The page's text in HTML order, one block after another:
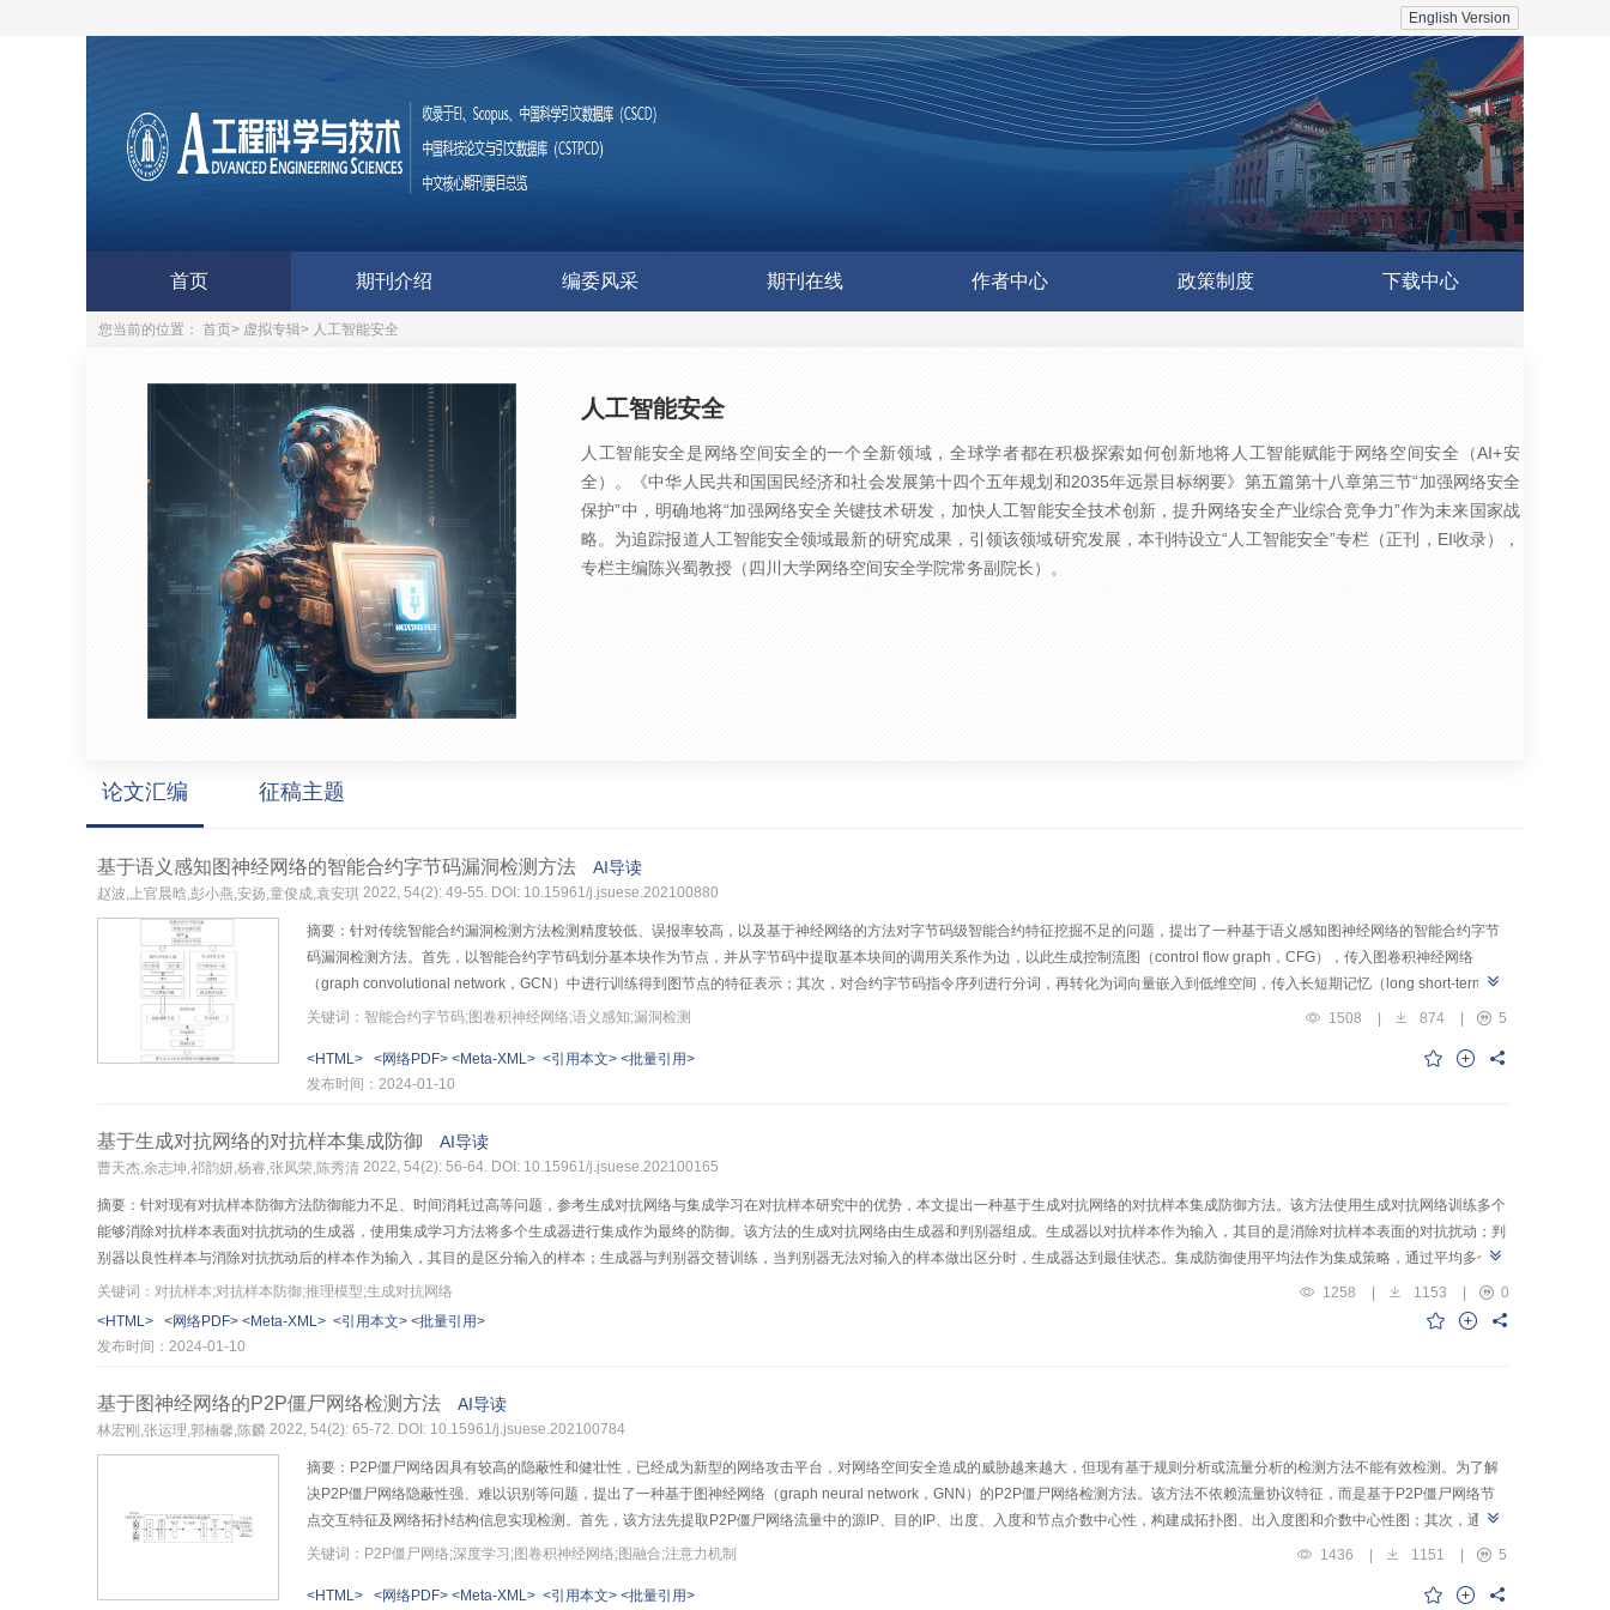
English Version
首页 期刊介绍 编委风采 期刊在线 作者中心 政策制度 下载中心
您当前的位置： 首页> 虚拟专辑> 人工智能安全
人工智能安全
人工智能安全是网络空间安全的一个全新领域，全球学者都在积极探索如何创新地将人工智能赋能于网络空间安全（AI+安
全）。《中华人民共和国国民经济和社会发展第十四个五年规划和2035年远景目标纲要》第五篇第十八章第三节“加强网络安全
保护”中，明确地将“加强网络安全关键技术研发，加快人工智能安全技术创新，提升网络安全产业综合竞争力”作为未来国家战
略。为追踪报道人工智能安全领域最新的研究成果，引领该领域研究发展，本刊特设立“人工智能安全”专栏（正刊，EI收录），
专栏主编陈兴蜀教授（四川大学网络空间安全学院常务副院长）。
论文汇编 征稿主题
基于语义感知图神经网络的智能合约字节码漏洞检测方法 AI导读
赵波,上官晨晗,彭小燕,安扬,童俊成,袁安琪 2022, 54(2): 49-55. DOI: 10.15961/j.jsuese.202100880
摘要：针对传统智能合约漏洞检测方法检测精度较低、误报率较高，以及基于神经网络的方法对字节码级智能合约特征挖掘不足的问题，提出了一种基于语义感知图神经网络的智能合约字节
码漏洞检测方法。首先，以智能合约字节码划分基本块作为节点，并从字节码中提取基本块间的调用关系作为边，以此生成控制流图（control flow graph，CFG），传入图卷积神经网络
（graph convolutional network，GCN）中进行训练得到图节点的特征表示；其次，对合约字节码指令序列进行分词，再转化为词向量嵌入到低维空间，传入长短期记忆（long short-term
memory，LSTM）网络进行训练，得到字节码语义信息的向量表示；最后，将生成的节点特征和语义特征进行拼接后传入全连接层进行降维，结合语义信息和节点特征对智能合约进行漏洞检
网络的智能合约漏洞检测方法进行对比。实验结果表明本文提出的基于语义感知图神经网络智能合约字节码漏洞检测方法在各类指标上均有较大提升，能够检测出其余4种方法未检测出的具
有漏洞的合约，说明在图神经网络中加入字节码语义信息能够有效提升检测精度，降低误报率。
关键词：智能合约字节码;图卷积神经网络;语义感知;漏洞检测 1508 | 874 | 5
<HTML> <网络PDF> <Meta-XML> <引用本文> <批量引用>
发布时间：2024-01-10
基于生成对抗网络的对抗样本集成防御 AI导读
曹天杰,余志坤,祁韵妍,杨睿,张凤荣,陈秀清 2022, 54(2): 56-64. DOI: 10.15961/j.jsuese.202100165
摘要：针对现有对抗样本防御方法防御能力不足、时间消耗过高等问题，参考生成对抗网络与集成学习在对抗样本研究中的优势，本文提出一种基于生成对抗网络的对抗样本集成防御方法。该方法使用生成对抗网络训练多个
能够消除对抗样本表面对抗扰动的生成器，使用集成学习方法将多个生成器进行集成作为最终的防御。该方法的生成对抗网络由生成器和判别器组成。生成器以对抗样本作为输入，其目的是消除对抗样本表面的对抗扰动；判
别器以良性样本与消除对抗扰动后的样本作为输入，其目的是区分输入的样本；生成器与判别器交替训练，当判别器无法对输入的样本做出区分时，生成器达到最佳状态。集成防御使用平均法作为集成策略，通过平均多个生
成器的防御结果，取长补短，提升单个防御的能力；通过预训练生成器来降低防御的时间消耗，通过集成多个生成器来提升单个生成器的防御能力。分别在MNIST数据集与CIFAR10数据集上，用本文的集成防御方法与其他防
御方法对常见的对抗样本进行防御，以分类准确率作为评价防御能力的指标，并记录防御的时间消耗。实验结果表明，本文方法能以较低的时间消耗防御多种对抗样本，并且防御能力比已有的防御方法更好。
关键词：对抗样本;对抗样本防御;推理模型;生成对抗网络 1258 | 1153 |
0
<HTML>
<网络PDF> <Meta-XML> <引用本文> <批量引用>
发布时间：2024-01-10
基于图神经网络的P2P僵尸网络检测方法 AI导读
林宏刚,张运理,郭楠馨,陈麟 2022, 54(2): 65-72. DOI: 10.15961/j.jsuese.202100784
摘要：P2P僵尸网络因具有较高的隐蔽性和健壮性，已经成为新型的网络攻击平台，对网络空间安全造成的威胁越来越大，但现有基于规则分析或流量分析的检测方法不能有效检测。为了解
决P2P僵尸网络隐蔽性强、难以识别等问题，提出了一种基于图神经网络（graph neural network，GNN）的P2P僵尸网络检测方法。该方法不依赖流量协议特征，而是基于P2P僵尸网络节
点交互特征及网络拓扑结构信息实现检测。首先，该方法先提取P2P僵尸网络流量中的源IP、目的IP、出度、入度和节点介数中心性，构建成拓扑图、出入度图和介数中心性图；其次，通过
元素积对3种特征图的邻接矩阵加权求和进行图融合，得到检测模型的输入；然后，利用基于注意力机制的图卷积神经网络提取节点间特征，使用神经协同过滤算法实现中心节点注意力概率
完成僵尸网络检测。使用ISCX–2014僵尸网络数据集对该方法进行对比验证，实验结果表明，在训练样本包含僵尸网络节点规模较大时本文提出的深层图神经网络方法的检测准确率和模型稳
关键词：P2P僵尸网络;深度学习;图卷积神经网络;图融合;注意力机制 1436 | 1151 | 5
<HTML> <网络PDF> <Meta-XML> <引用本文> <批量引用>